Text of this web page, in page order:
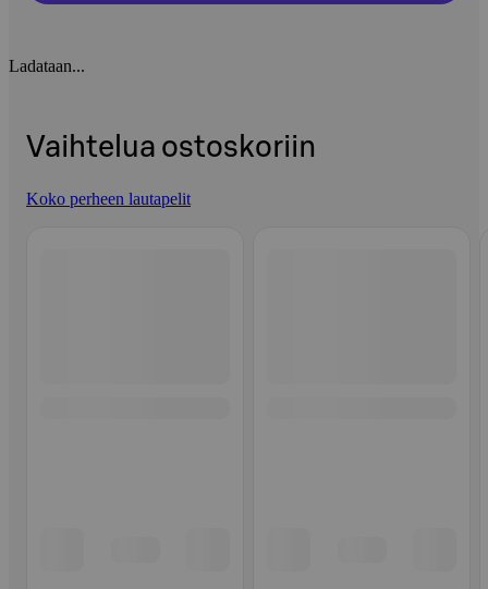
Ladataan...
Vaihtelua ostoskoriin
Koko perheen lautapelit